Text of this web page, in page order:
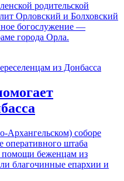
родительской
Орловский и Болховский
богослужение —
города Орла.
Архангельском) соборе
оперативного штаба
помощи беженцам из
благочинные епархии и